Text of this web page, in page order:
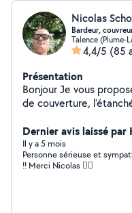
Nicolas
Bardeur,
Talence (Plume-
4,4/5 (85
Présentation
Bonjour Je vous propose mon service pour vos travaux
de couverture,
cuisine et meuble Livraison Courageux, sens du
travail,ponctuel
déplacement
Dernier avis laissé par
Il y a 5 mois
Personne sérieuse et
!! Merci Nicolas 👍🏼